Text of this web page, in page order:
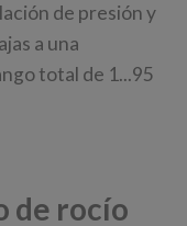
de presión y
a una
total de 1...95
de rocío